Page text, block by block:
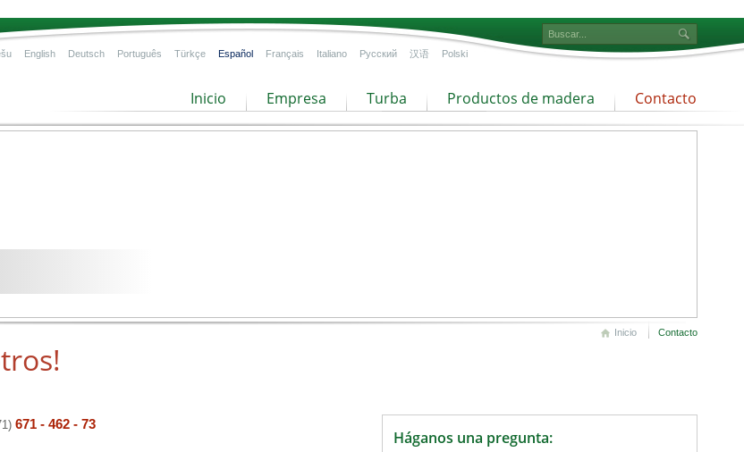
English Deutsch Português Türkçe Español Français Italiano Русский 汉语 Polski
Inicio Empresa Turba Productos de madera Contacto
Inicio Contacto
671 - 462 - 73
Háganos una pregunta: